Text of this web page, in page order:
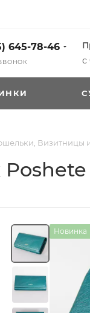
645-78-46
с
Визитницы
Новинка